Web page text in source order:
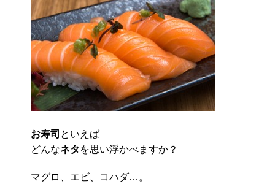
お寿司 といえば
どんなネタ を思い浮かべますか？
マグロ、エビ、コハダ…。